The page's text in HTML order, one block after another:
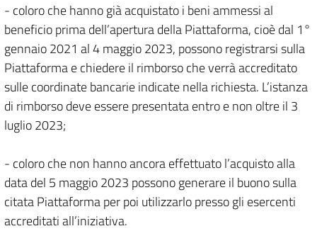
- coloro che hanno già acquistato i beni ammessi al
beneficio prima dell’apertura della Piattaforma, cioè dal 1°
gennaio 2021 al 4 maggio 2023, possono registrarsi sulla
Piattaforma e chiedere il rimborso che verrà accreditato
sulle coordinate bancarie indicate nella richiesta. L’istanza
di rimborso deve essere presentata entro e non oltre il 3
luglio 2023;
- coloro che non hanno ancora effettuato l’acquisto alla
data del 5 maggio 2023 possono generare il buono sulla
citata Piattaforma per poi utilizzarlo presso gli esercenti
accreditati all’iniziativa.